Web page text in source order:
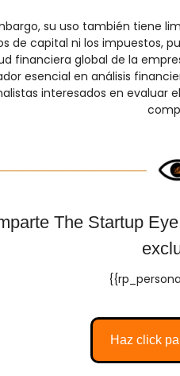
su uso también tiene
de capital ni los impuestos,
financiera global de la
esencial en análisis
interesados en evaluar
The Startup
Haz click